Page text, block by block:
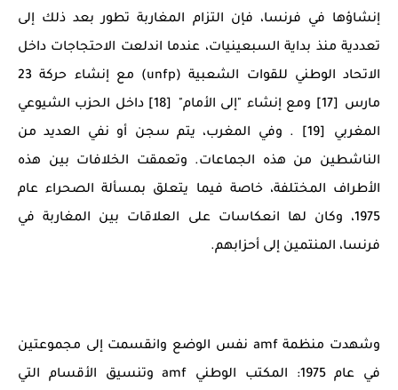
إنشاؤها في فرنسا، فإن التزام المغاربة تطور بعد ذلك إلى
تعددية منذ بداية السبعينيات، عندما اندلعت الاحتجاجات داخل
الاتحاد الوطني للقوات الشعبية (unfp) مع إنشاء حركة 23
مارس [17] ومع إنشاء "إلى الأمام" [18] داخل الحزب الشيوعي
المغربي [19] . وفي المغرب، يتم سجن أو نفي العديد من
الناشطين من هذه الجماعات. وتعمقت الخلافات بين هذه
الأطراف المختلفة، خاصة فيما يتعلق بمسألة الصحراء عام
1975، وكان لها انعكاسات على العلاقات بين المغاربة في
فرنسا، المنتمين إلى أحزابهم.
وشهدت منظمة amf نفس الوضع وانقسمت إلى مجموعتين
في عام 1975: المكتب الوطني amf وتنسيق الأقسام التي